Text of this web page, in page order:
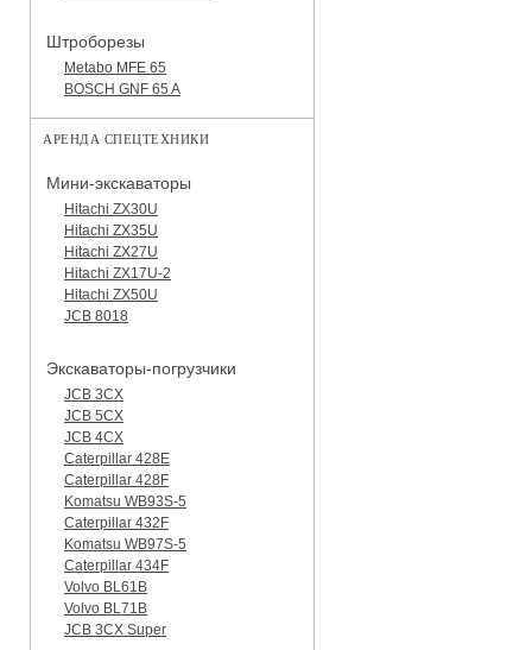
Штроборезы
Metabo MFE 65
BOSCH GNF 65 A
АРЕНДА СПЕЦТЕХНИКИ
Мини-экскаваторы
Hitachi ZX30U
Hitachi ZX35U
Hitachi ZX27U
Hitachi ZX17U-2
Hitachi ZX50U
JCB 8018
Экскаваторы-погрузчики
JCB 3CX
JCB 5CX
JCB 4CX
Caterpillar 428E
Caterpillar 428F
Komatsu WB93S-5
Caterpillar 432F
Komatsu WB97S-5
Caterpillar 434F
Volvo BL61B
Volvo BL71B
JCB 3CX Super